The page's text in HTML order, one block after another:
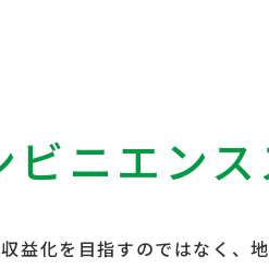
ビニエン
益化を目指すのではなく、